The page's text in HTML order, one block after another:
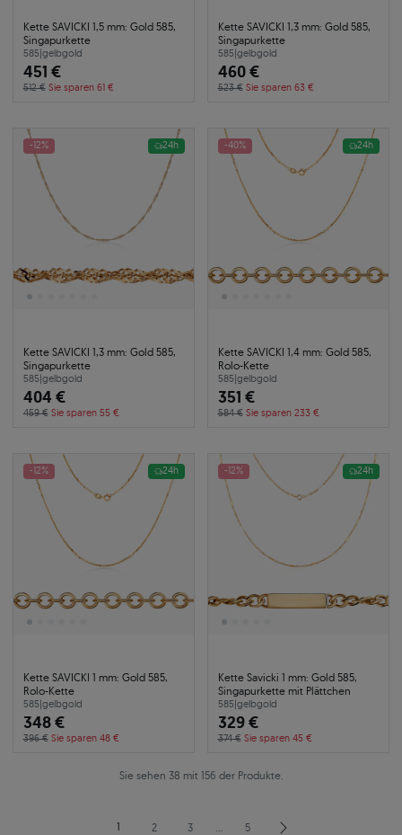
Kette SAVICKI 1,5 mm: Gold 585,
Singapurkette
585|gelbgold
451 €
512 € Sie sparen 61 €
Kette SAVICKI 1,3 mm: Gold 585,
Singapurkette
585|gelbgold
460 €
523 € Sie sparen 63 €
-12% 24h
Kette SAVICKI 1,3 mm: Gold 585,
Singapurkette
585|gelbgold
404 €
459 € Sie sparen 55 €
-40% 24h
Kette SAVICKI 1,4 mm: Gold 585,
Rolo-Kette
585|gelbgold
351 €
584 € Sie sparen 233 €
-12% 24h
Kette SAVICKI 1 mm: Gold 585,
Rolo-Kette
585|gelbgold
348 €
396 € Sie sparen 48 €
-12% 24h
Kette Savicki 1 mm: Gold 585,
Singapurkette mit Plättchen
585|gelbgold
329 €
374 € Sie sparen 45 €
Sie sehen 38 mit 156 der Produkte.
1 2 3 … 5